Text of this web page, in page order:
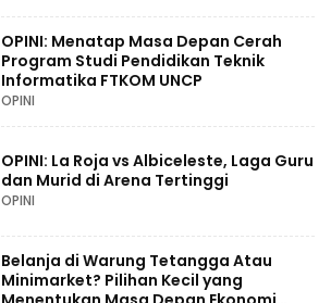
OPINI: Menatap Masa Depan Cerah
Program Studi Pendidikan Teknik
Informatika FTKOM UNCP
OPINI
OPINI: La Roja vs Albiceleste, Laga Guru
dan Murid di Arena Tertinggi
OPINI
Belanja di Warung Tetangga Atau
Minimarket? Pilihan Kecil yang